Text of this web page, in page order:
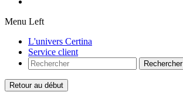
Menu Left
L'univers Certina
Service client
Rechercher
Retour au début